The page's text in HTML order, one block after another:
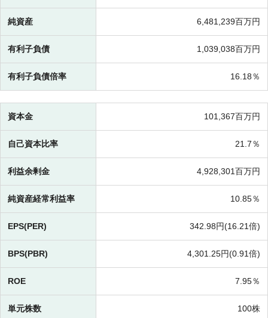
純資産 6,481,239百万円
有利子負債 1,039,038百万円
有利子負債倍率 16.18％
資本金 101,367百万円
自己資本比率 21.7％
利益余剰金 4,928,301百万円
純資産経常利益率 10.85％
EPS(PER) 342.98円(16.21倍)
BPS(PBR) 4,301.25円(0.91倍)
ROE 7.95％
単元株数 100株